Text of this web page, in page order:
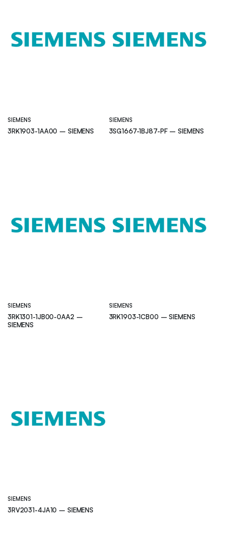
SIEMENS
3RK1903-1AA00 – SIEMENS
SIEMENS
3SG1667-1BJ87-PF – SIEMENS
SIEMENS
3RK1301-1JB00-0AA2 –
SIEMENS
SIEMENS
3RK1903-1CB00 – SIEMENS
SIEMENS
3RV2031-4JA10 – SIEMENS